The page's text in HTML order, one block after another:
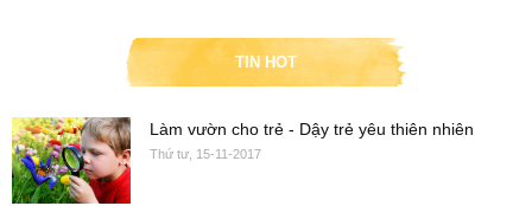
TIN HOT
Làm vườn cho trẻ - Dậy trẻ yêu thiên nhiên
Thứ tư, 15-11-2017